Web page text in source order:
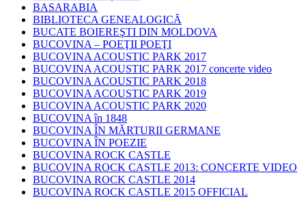
BASARABIA
BIBLIOTECA GENEALOGICĂ
BUCATE BOIEREŞTI DIN MOLDOVA
BUCOVINA – POEŢII POEŢI
BUCOVINA ACOUSTIC PARK 2017
BUCOVINA ACOUSTIC PARK 2017 concerte video
BUCOVINA ACOUSTIC PARK 2018
BUCOVINA ACOUSTIC PARK 2019
BUCOVINA ACOUSTIC PARK 2020
BUCOVINA în 1848
BUCOVINA ÎN MĂRTURII GERMANE
BUCOVINA ÎN POEZIE
BUCOVINA ROCK CASTLE
BUCOVINA ROCK CASTLE 2013: CONCERTE VIDEO
BUCOVINA ROCK CASTLE 2014
BUCOVINA ROCK CASTLE 2015 OFFICIAL